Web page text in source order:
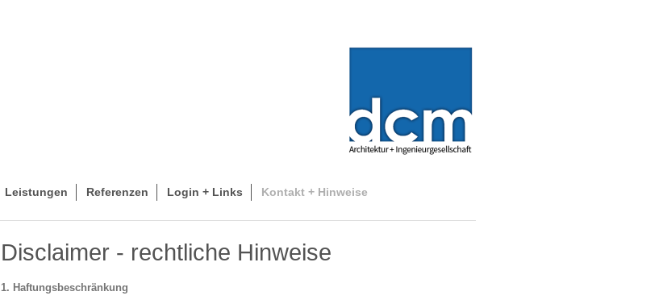
Leistungen Referenzen Login + Links Kontakt + Hinweise
Disclaimer - rechtliche Hinweise
1. Haftungsbeschränkung